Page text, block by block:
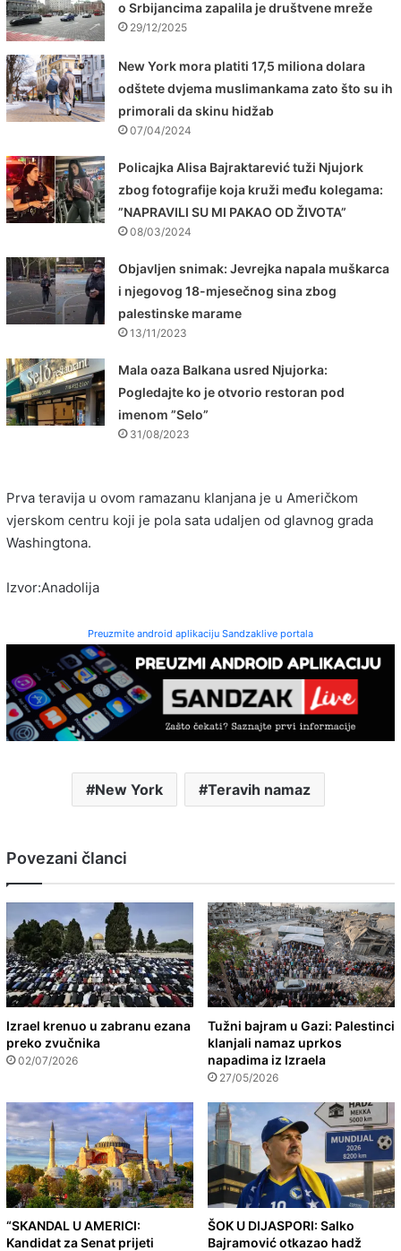
o Srbijancima zapalila je društvene mreže
29/12/2025
New York mora platiti 17,5 miliona dolara
odštete dvjema muslimankama zato što su ih
primorali da skinu hidžab
07/04/2024
Policajka Alisa Bajraktarević tuži Njujork
zbog fotografije koja kruži među kolegama:
”NAPRAVILI SU MI PAKAO OD ŽIVOTA”
08/03/2024
Objavljen snimak: Jevrejka napala muškarca
i njegovog 18-mjesečnog sina zbog
palestinske marame
13/11/2023
Mala oaza Balkana usred Njujorka:
Pogledajte ko je otvorio restoran pod
imenom ”Selo”
31/08/2023
Prva teravija u ovom ramazanu klanjana je u Američkom
vjerskom centru koji je pola sata udaljen od glavnog grada
Washingtona.
Izvor:Anadolija
Preuzmite android aplikaciju Sandzaklive portala
New York Teravih namaz
Povezani članci
Izrael krenuo u zabranu ezana
preko zvučnika
02/07/2026
Tužni bajram u Gazi: Palestinci
klanjali namaz uprkos
napadima iz Izraela
27/05/2026
“SKANDAL U AMERICI:
Kandidat za Senat prijeti
ŠOK U DIJASPORI: Salko
Bajramović otkazao hadž